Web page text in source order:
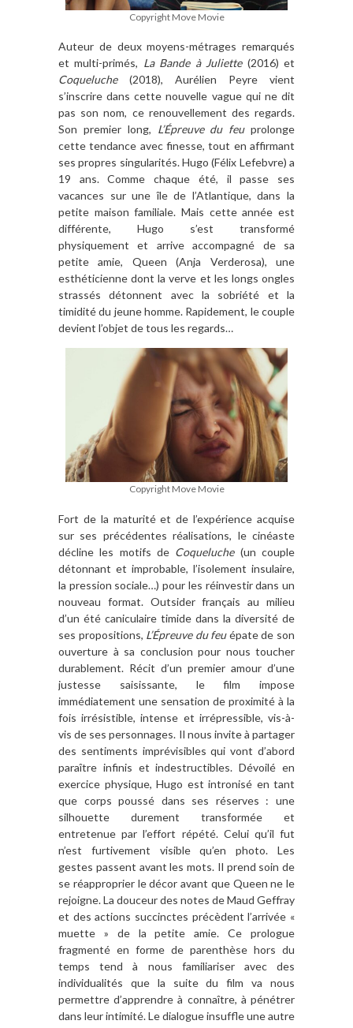
Copyright Move Movie
Auteur de deux moyens-métrages remarqués
et multi-primés, La Bande à Juliette(2016) et
Coqueluche(2018), Aurélien Peyre vient
s’inscrire dans cette nouvelle vague qui ne dit
pas son nom, ce renouvellement des regards.
Son premier long, L’Épreuve du feuprolonge
cette tendance avec finesse, tout en affirmant
ses propres singularités. Hugo (Félix Lefebvre) a
19 ans. Comme chaque été, il passe ses
vacances sur une île de l’Atlantique, dans la
petite maison familiale. Mais cette année est
différente, Hugo s’est transformé
physiquement et arrive accompagné de sa
petite amie, Queen (Anja Verderosa), une
esthéticienne dont la verve et les longs ongles
strassés détonnent avec la sobriété et la
timidité du jeune homme. Rapidement, le couple
devient l’objet de tous les regards…
Copyright Move Movie
Fort de la maturité et de l’expérience acquise
sur ses précédentes réalisations, le cinéaste
décline les motifs de Coqueluche(un couple
détonnant et improbable, l’isolement insulaire,
la pression sociale…) pour les réinvestir dans un
nouveau format. Outsider français au milieu
d’un été caniculaire timide dans la diversité de
ses propositions, L’Épreuve du feuépate de son
ouverture à sa conclusion pour nous toucher
durablement. Récit d’un premier amour d’une
justesse saisissante, le film impose
immédiatement une sensation de proximité à la
fois irrésistible, intense et irrépressible, vis-à-
vis de ses personnages. Il nous invite à partager
des sentiments imprévisibles qui vont d’abord
paraître infinis et indestructibles. Dévoilé en
exercice physique, Hugo est intronisé en tant
que corps poussé dans ses réserves : une
silhouette durement transformée et
entretenue par l’effort répété. Celui qu’il fut
n’est furtivement visible qu’en photo. Les
gestes passent avant les mots. Il prend soin de
se réapproprier le décor avant que Queen ne le
rejoigne. La douceur des notes de Maud Geffray
et des actions succinctes précèdent l’arrivée «
muette » de la petite amie. Ce prologue
fragmenté en forme de parenthèse hors du
temps tend à nous familiariser avec des
individualités que la suite du film va nous
permettre d’apprendre à connaître, à pénétrer
dans leur intimité. Le dialogue insuffle une autre